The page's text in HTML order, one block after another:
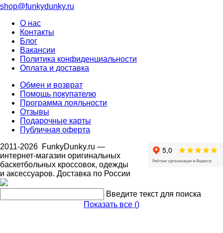
shop@funkydunky.ru
О нас
Контакты
Блог
Вакансии
Политика конфиденциальности
Оплата и доставка
Обмен и возврат
Помощь покупателю
Программа лояльности
Отзывы
Подарочные карты
Публичная оферта
2011-2026 FunkyDunky.ru —
интернет-магазин оригинальных
баскетбольных кроссовок, одежды
и аксессуаров. Доставка по России
Введите текст для поиска
Показать все ()